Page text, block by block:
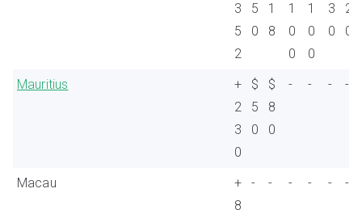
3
5
2
5
0
1
8
1
0
0
1
0
0
3
0
2
0
Mauritius
+
2
3
0
$
5
0
$
8
0
- - - -
Macau
+
8
- - - - - -